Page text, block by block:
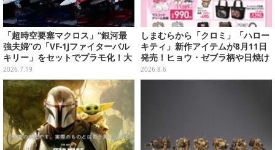
「超時空要塞マクロス」“銀河最
強夫婦”の「VF-1Jファイターバル
キリー」をセットでプラモ化！大
気圏外仕様パイロットスーツフィ
ギュアなど付属
2026.7.19
しまむらから「クロミ」「ハロー
キティ」新作アイテムが8月11日
発売！ヒョウ・ゼブラ柄や日焼け
デザインの可愛い雑貨・アパレル
など多数
2026.8.6